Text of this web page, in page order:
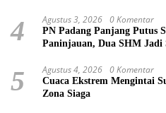
4 Agustus 3, 2026 0 Komentar
PN Padang Panjang Putus
Paninjauan, Dua SHM Jadi
5 Agustus 4, 2026 0 Komentar
Cuaca Ekstrem Mengintai
Zona Siaga